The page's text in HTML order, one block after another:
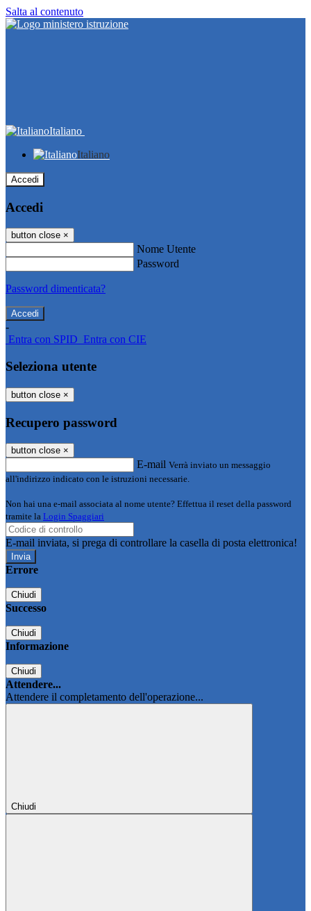
Salta al contenuto
Italiano
Italiano
Accedi
Accedi
button close ×
Nome Utente
Password
Password dimenticata?
-
Entra con SPID Entra con CIE
Seleziona utente
button close ×
Recupero password
button close ×
E-mail Verrà inviato un messaggio
all'indirizzo indicato con le istruzioni necessarie.
Non hai una e-mail associata al nome utente? Effettua il reset della password
tramite la Login Spaggiari
E-mail inviata, si prega di controllare la casella di posta elettronica!
Errore
Chiudi
Successo
Chiudi
Informazione
Chiudi
Attendere...
Attendere il completamento dell'operazione...
Chiudi